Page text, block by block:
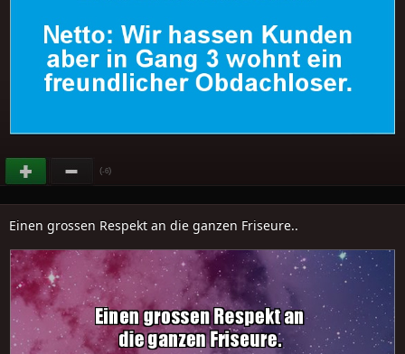
(-6)
Einen grossen Respekt an die ganzen Friseure..